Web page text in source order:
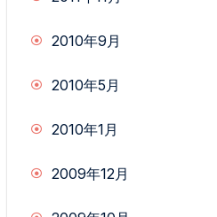
2010年9月
2010年5月
2010年1月
2009年12月